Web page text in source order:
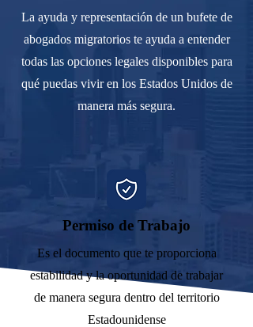
La ayuda y representación de un bufete de
abogados migratorios te ayuda a entender
todas las opciones legales disponibles para
qué puedas vivir en los Estados Unidos de
manera más segura.
Permiso de Trabajo
Es el documento que te proporciona
estabilidad y la oportunidad de trabajar
de manera segura dentro del territorio
Estadounidense